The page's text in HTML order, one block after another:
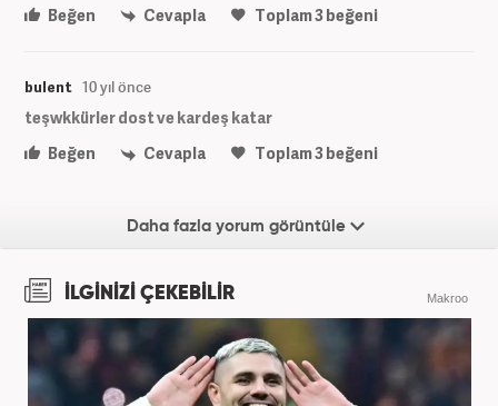
Beğen
Cevapla Toplam3beğeni
bulent 10 yıl önce
teşwkkürler dost ve kardeş katar
Beğen
Cevapla Toplam3beğeni
Daha fazla yorum görüntüle
İLGİNİZİ ÇEKEBİLİR Makroo